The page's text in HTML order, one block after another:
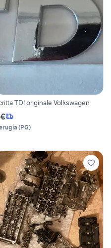
TDI originale Volkswagen
(PG)